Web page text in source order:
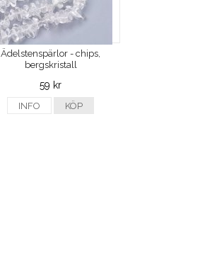
Ädelstenspärlor - chips,
bergskristall
59 kr
INFO KÖP